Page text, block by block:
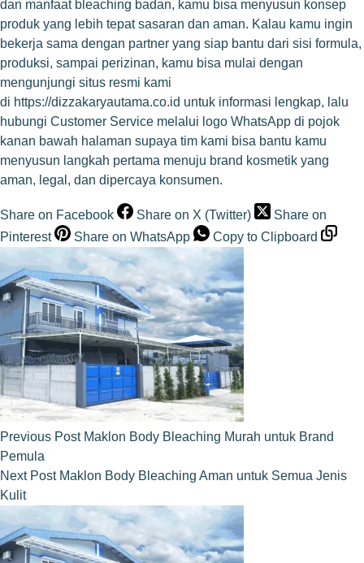
dan manfaat bleaching badan, kamu bisa menyusun konsep
produk yang lebih tepat sasaran dan aman. Kalau kamu ingin
bekerja sama dengan partner yang siap bantu dari sisi formula,
produksi, sampai perizinan, kamu bisa mulai dengan
mengunjungi situs resmi kami
di https://dizzakaryautama.co.id untuk informasi lengkap, lalu
hubungi Customer Service melalui logo WhatsApp di pojok
kanan bawah halaman supaya tim kami bisa bantu kamu
menyusun langkah pertama menuju brand kosmetik yang
aman, legal, dan dipercaya konsumen.
Share on Facebook Share on X (Twitter)
Share on
Pinterest
Share on WhatsApp Copy to Clipboard
Previous Post Maklon Body Bleaching Murah untuk Brand
Pemula
Next Post Maklon Body Bleaching Aman untuk Semua Jenis
Kulit